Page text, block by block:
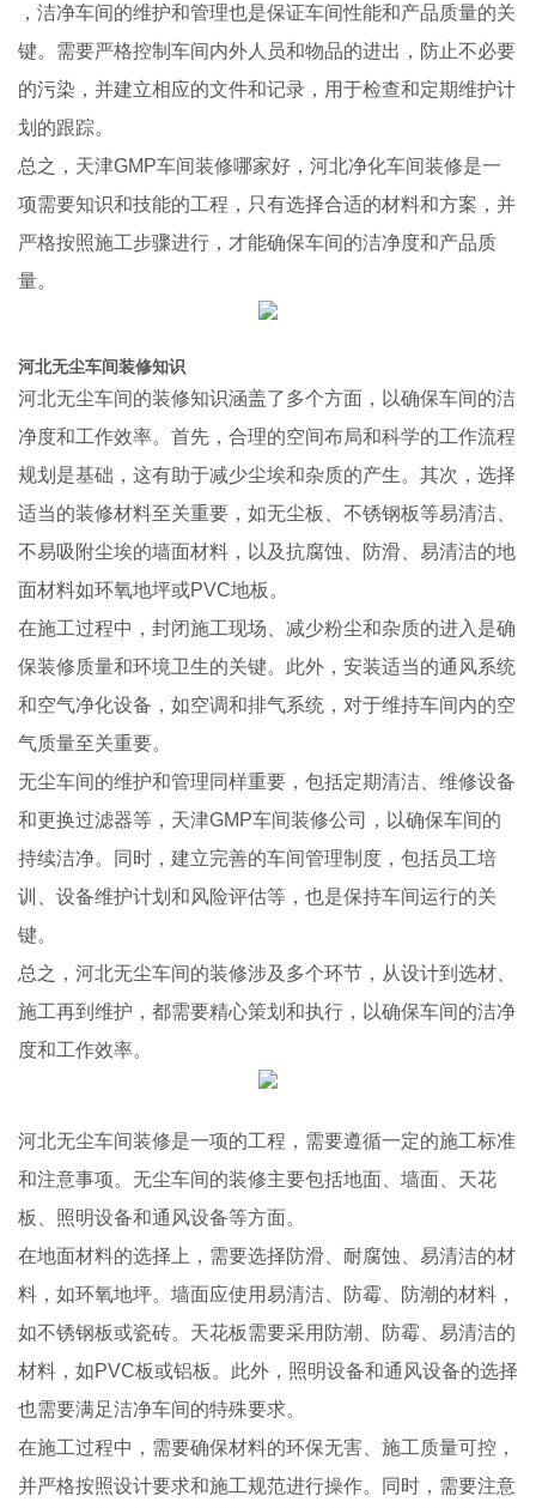
，洁净车间的维护和管理也是保证车间性能和产品质量的关
键。需要严格控制车间内外人员和物品的进出，防止不必要
的污染，并建立相应的文件和记录，用于检查和定期维护计
划的跟踪。
总之，天津GMP车间装修哪家好，河北净化车间装修是一
项需要知识和技能的工程，只有选择合适的材料和方案，并
严格按照施工步骤进行，才能确保车间的洁净度和产品质
量。
河北无尘车间装修知识
河北无尘车间的装修知识涵盖了多个方面，以确保车间的洁
净度和工作效率。首先，合理的空间布局和科学的工作流程
规划是基础，这有助于减少尘埃和杂质的产生。其次，选择
适当的装修材料至关重要，如无尘板、不锈钢板等易清洁、
不易吸附尘埃的墙面材料，以及抗腐蚀、防滑、易清洁的地
面材料如环氧地坪或PVC地板。
在施工过程中，封闭施工现场、减少粉尘和杂质的进入是确
保装修质量和环境卫生的关键。此外，安装适当的通风系统
和空气净化设备，如空调和排气系统，对于维持车间内的空
气质量至关重要。
无尘车间的维护和管理同样重要，包括定期清洁、维修设备
和更换过滤器等，天津GMP车间装修公司，以确保车间的
持续洁净。同时，建立完善的车间管理制度，包括员工培
训、设备维护计划和风险评估等，也是保持车间运行的关
键。
总之，河北无尘车间的装修涉及多个环节，从设计到选材、
施工再到维护，都需要精心策划和执行，以确保车间的洁净
度和工作效率。
河北无尘车间装修是一项的工程，需要遵循一定的施工标准
和注意事项。无尘车间的装修主要包括地面、墙面、天花
板、照明设备和通风设备等方面。
在地面材料的选择上，需要选择防滑、耐腐蚀、易清洁的材
料，如环氧地坪。墙面应使用易清洁、防霉、防潮的材料，
如不锈钢板或瓷砖。天花板需要采用防潮、防霉、易清洁的
材料，如PVC板或铝板。此外，照明设备和通风设备的选择
也需要满足洁净车间的特殊要求。
在施工过程中，需要确保材料的环保无害、施工质量可控，
并严格按照设计要求和施工规范进行操作。同时，需要注意